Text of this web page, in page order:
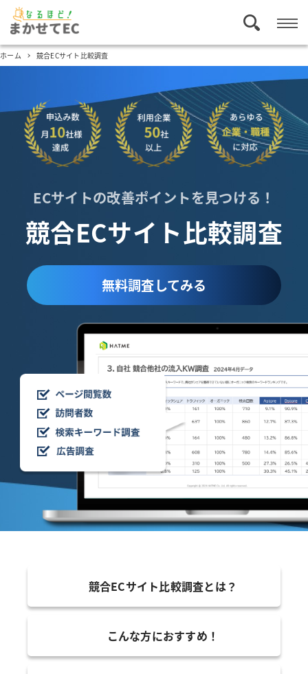
ホーム 競合ECサイト比較調査
ECサイトの改善ポイントを見つける！
競合ECサイト比較調査
無料調査してみる
競合ECサイト比較調査とは？
こんな方におすすめ！